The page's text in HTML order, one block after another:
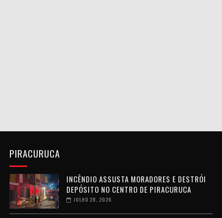
PIRACURUCA
INCÊNDIO ASSUSTA MORADORES E DESTRÓI
DEPÓSITO NO CENTRO DE PIRACURUCA
JULHO 28, 2026